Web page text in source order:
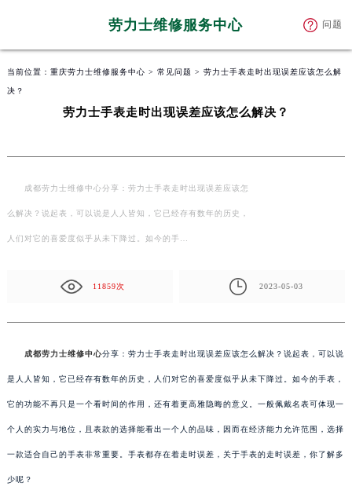
劳力士维修服务中心 问题
当前位置： 重庆劳力士维修服务中心 > 常见问题 > 劳力士手表走时出现误差应该怎么解
决？
劳力士手表走时出现误差应该怎么解决？
成都劳力士维修中心分享：劳力士手表走时出现误差应该怎
么解决？说起表，可以说是人人皆知，它已经存有数年的历史，
人们对它的喜爱度似乎从未下降过。如今的手…
11859次 2023-05-03
成都劳力士维修中心分享：劳力士手表走时出现误差应该怎么解决？说起表，可以说
是人人皆知，它已经存有数年的历史，人们对它的喜爱度似乎从未下降过。如今的手表，
它的功能不再只是一个看时间的作用，还有着更高雅隐晦的意义。一般佩戴名表可体现一
个人的实力与地位，且表款的选择能看出一个人的品味，因而在经济能力允许范围，选择
一款适合自己的手表非常重要。手表都存在着走时误差，关于手表的走时误差，你了解多
少呢？